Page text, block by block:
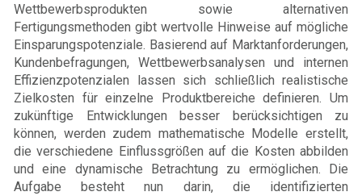
Wettbewerbsprodukten sowie alternativen
Fertigungsmethoden gibt wertvolle Hinweise auf mögliche
Einsparungspotenziale. Basierend auf Marktanforderungen,
Kundenbefragungen, Wettbewerbsanalysen und internen
Effizienzpotenzialen lassen sich schließlich realistische
Zielkosten für einzelne Produktbereiche definieren. Um
zukünftige Entwicklungen besser berücksichtigen zu
können, werden zudem mathematische Modelle erstellt,
die verschiedene Einflussgrößen auf die Kosten abbilden
und eine dynamische Betrachtung zu ermöglichen. Die
Aufgabe besteht nun darin, die identifizierten